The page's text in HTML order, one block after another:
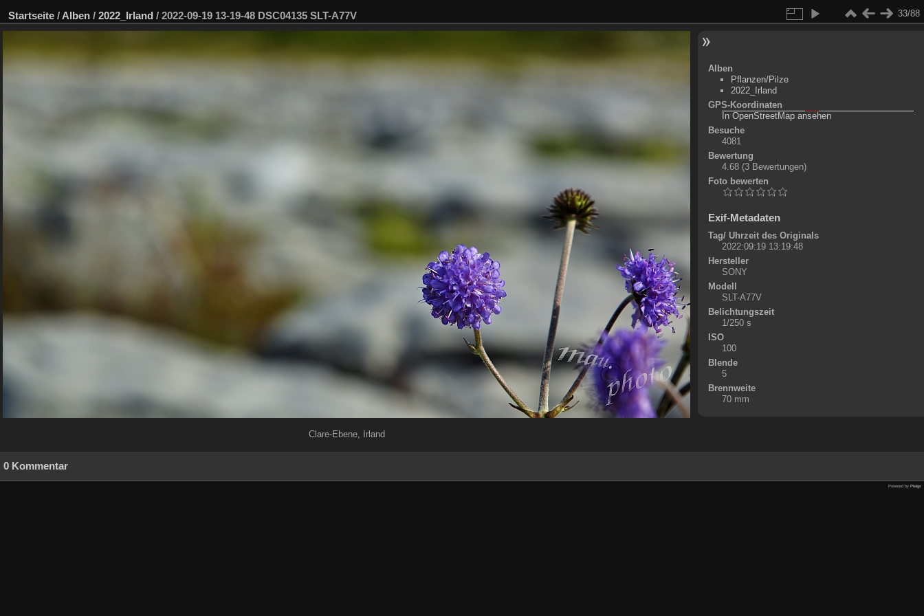
Startseite / Alben / 2022_Irland / 2022-09-19 13-19-48 DSC04135 SLT-A77V 33/88
Clare-Ebene, Irland
Alben
Pflanzen/Pilze
2022_Irland
GPS-Koordinaten
+
-
©
In OpenStreetMap ansehen
Besuche
4081
Bewertung
4.68 (3 Bewertungen)
Foto bewerten
Exif-Metadaten
Tag/ Uhrzeit des Originals
2022:09:19 13:19:48
Hersteller
SONY
Modell
SLT-A77V
Belichtungszeit
1/250 s
ISO
100
Blende
5
Brennweite
70 mm
0 Kommentar
Powered by Piwigo